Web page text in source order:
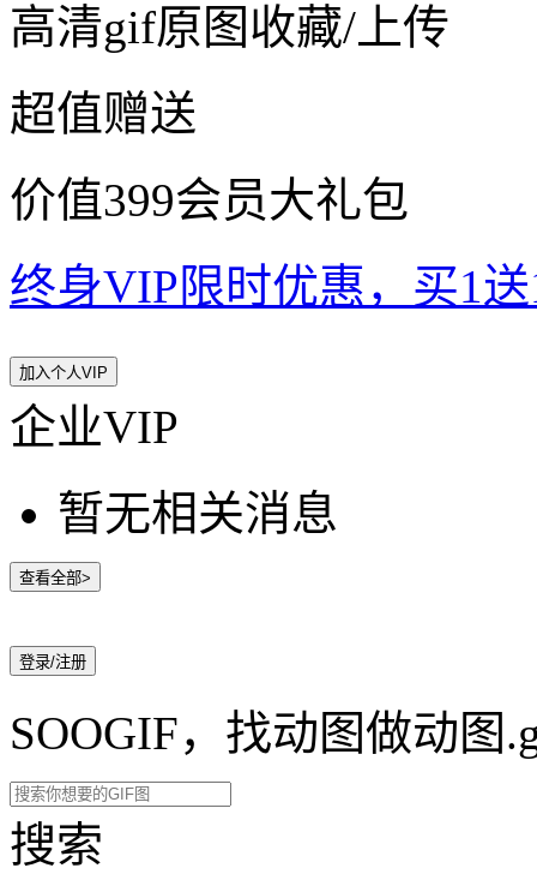
高清gif原图收藏/上传
超值赠送
价值399会员大礼包
终身VIP限时优惠，买1
加入个人VIP
企业VIP
暂无相关消息
查看全部>
登录/注册
SOOGIF，找动图做动图
搜索